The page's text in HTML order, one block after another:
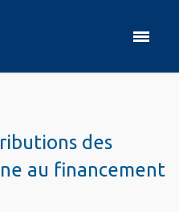
des
au financement